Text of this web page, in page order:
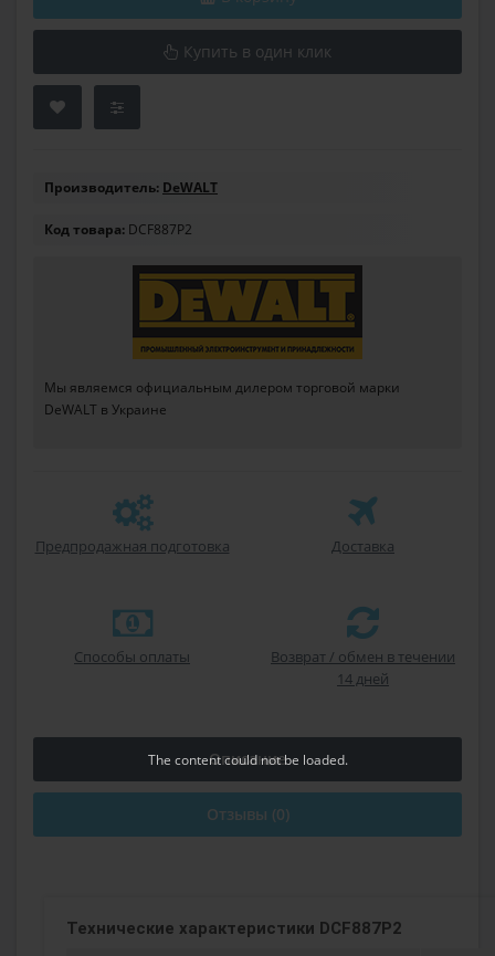
The contentcould not be loaded.
Купить в один клик
Производитель: DeWALT
Код товара: DCF887P2
Мы являемся официальным дилером торговой марки
DeWALT в Украине
Предпродажная подготовка Доставка
Способы оплаты
Возврат / обмен в течении
14 дней
Описание
Отзывы (0)
Технические характеристики DCF887P2